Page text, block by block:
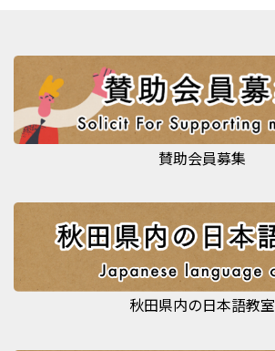
賛助会員募集
秋田県内の日本語教室